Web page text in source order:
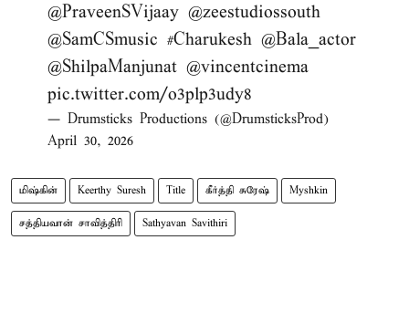
@PraveenSVijaay @zeestudiossouth
@SamCSmusic #Charukesh @Bala_actor
@ShilpaManjunat @vincentcinema
pic.twitter.com/o3plp3udy8
— Drumsticks Productions (@DrumsticksProd)
April 30, 2026
மிஷ்கின் Keerthy Suresh Title கீர்த்தி சுரேஷ் Myshkin
சத்தியவான் சாவித்திரி Sathyavan Savithiri